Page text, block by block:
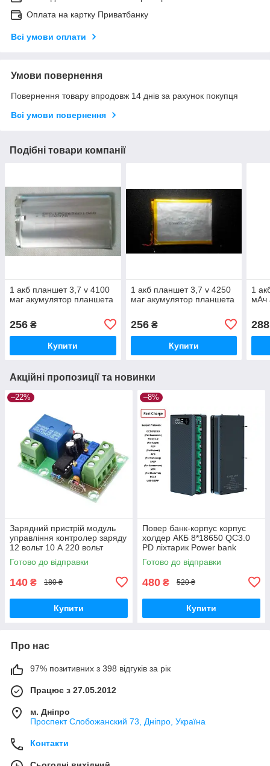
Оплата на картку Приватбанку
Всі умови оплати
Умови повернення
Повернення товару впродовж 14 днів за рахунок покупця
Всі умови повернення
Подібні товари компанії
1 акб планшет 3,7 v 4100
маг акумулятор планшета
256 ₴
Купити
1 акб планшет 3,7 v 4250
маг акумулятор планшета
256₴
Купити
1
мАч
288
Акційні пропозиції та новинки
–22%
Зарядний пристрій модуль
управління контролер заряду
12 вольт 10 А 220 вольт
Готово до відправки
140 ₴ 180 ₴
Купити
–8%
Повер банк-корпус корпус
холдер АКБ 8*18650 QC3.0
PD ліхтарик Power bank
Готово до відправки
480 ₴ 520 ₴
Купити
Про нас
97% позитивних з 398 відгуків за рік
Працює з 27.05.2012
м. Дніпро
Проспект Слобожанский 73, Дніпро, Україна
Контакти